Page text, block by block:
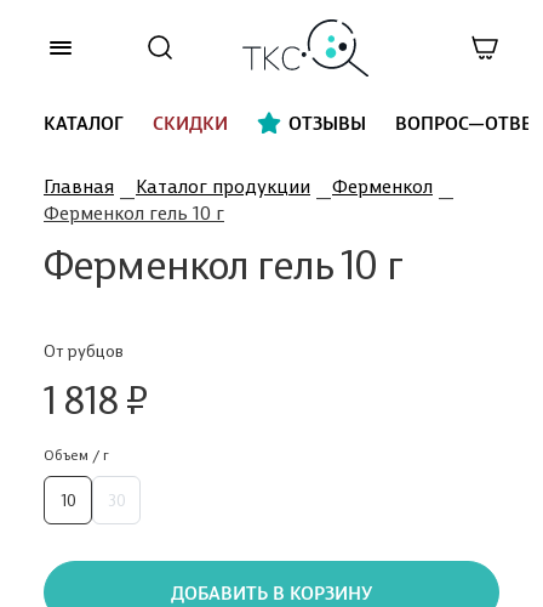
КАТАЛОГ СКИДКИ ОТЗЫВЫ ВОПРОС—ОТВЕТ
Главная Каталог продукции
Ферменкол
Ферменкол гель 10 г
Ферменкол гель 10 г
От рубцов
1 818 ₽
Объем / г
10 30
ДОБАВИТЬ В КОРЗИНУ